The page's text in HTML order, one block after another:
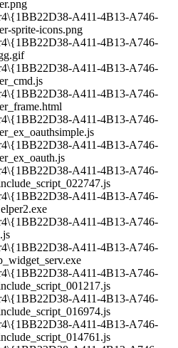
A411-4B13-A746-
sprite-icons.png
A411-4B13-A746-
A411-4B13-A746-
A411-4B13-A746-
A411-4B13-A746-
A411-4B13-A746-
A411-4B13-A746-
A411-4B13-A746-
A411-4B13-A746-
A411-4B13-A746-
A411-4B13-A746-
A411-4B13-A746-
A411-4B13-A746-